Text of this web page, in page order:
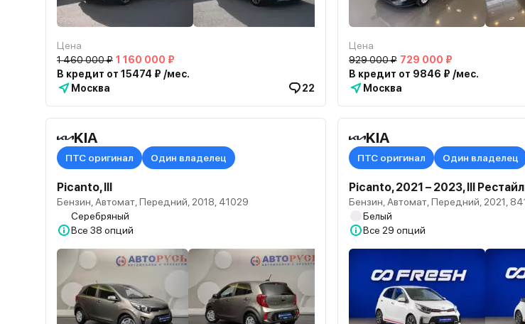
Цена
1 460 000 ₽ 1 160 000 ₽
В кредит от 15474 ₽ /мес.
Москва
22
Цена
929 000 ₽ 729 000 ₽
В кредит от 9846 ₽ /мес.
Москва
KIA
ПТС оригинал Один владелец
Picanto, III
Бензин, Автомат, Передний, 2018, 41029
Серебряный
Все 38 опций
KIA
ПТС оригинал Один владелец
Picanto, 2021 – 2023, III
Бензин, Автомат, Передний, 2021,
Белый
Все 29 опций